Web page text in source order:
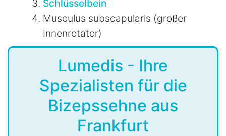
Schlüsselbein
Musculus subscapularis (großer
Innenrotator)
Lumedis - Ihre
Spezialisten für die
Bizepssehne aus
Frankfurt